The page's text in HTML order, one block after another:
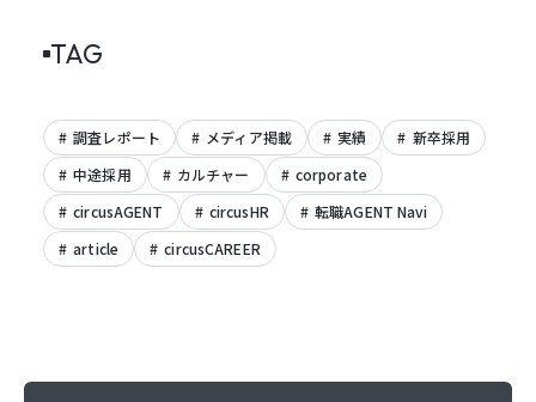
TAG
調査レポート メディア掲載 実績
新卒採用
中途採用
カルチャー
corporate
circusAGENT
circusHR
転職AGENT Navi
article
circusCAREER